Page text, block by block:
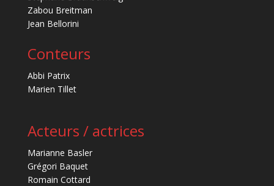
Zabou Breitman
Jean Bellorini
Conteurs
Abbi Patrix
Marien Tillet
Acteurs / actrices
Marianne Basler
Grégori Baquet
Romain Cottard